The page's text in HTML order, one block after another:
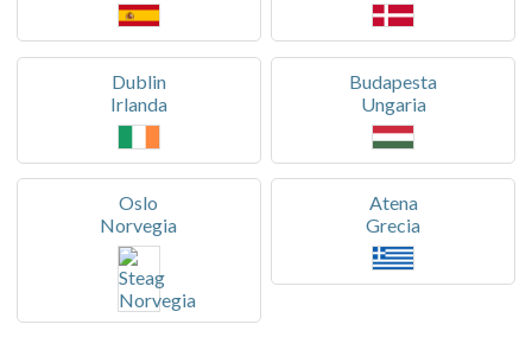
Dublin
Irlanda
Budapesta
Ungaria
Oslo
Norvegia
Atena
Grecia